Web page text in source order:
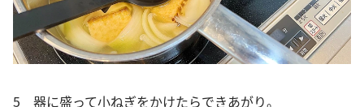
5 器に盛って小ねぎをかけたらできあがり。